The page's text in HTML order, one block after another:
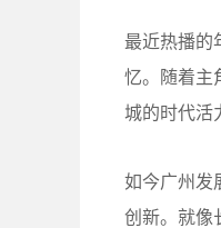
最近热播的
忆。随着主
城的时代活
如今广州发
创新。就像